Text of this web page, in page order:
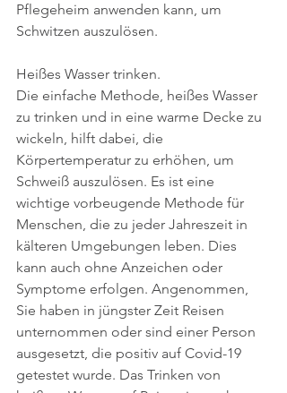
Pflegeheim anwenden kann, um
Schwitzen auszulösen.
Heißes Wasser trinken.
Die einfache Methode, heißes Wasser
zu trinken und in eine warme Decke zu
wickeln, hilft dabei, die
Körpertemperatur zu erhöhen, um
Schweiß auszulösen. Es ist eine
wichtige vorbeugende Methode für
Menschen, die zu jeder Jahreszeit in
kälteren Umgebungen leben. Dies
kann auch ohne Anzeichen oder
Symptome erfolgen. Angenommen,
Sie haben in jüngster Zeit Reisen
unternommen oder sind einer Person
ausgesetzt, die positiv auf Covid-19
getestet wurde. Das Trinken von